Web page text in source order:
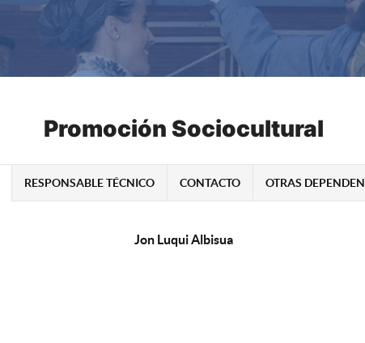
Promoción Sociocultural
RESPONSABLE TÉCNICO CONTACTO OTRAS
Jon Luqui Albisua